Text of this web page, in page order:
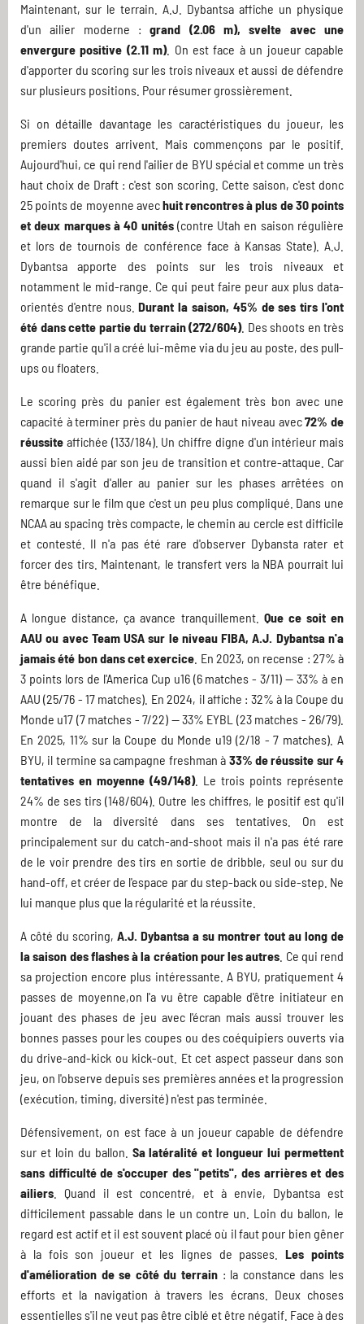
Maintenant, sur le terrain. A.J. Dybantsa affiche un physique
d'un ailier moderne :grand (2.06 m), svelte avec une
envergure positive (2.11 m). On est face à un joueur capable
d'apporter du scoring sur les trois niveaux et aussi de défendre
sur plusieurs positions. Pour résumer grossièrement.
Si on détaille davantage les caractéristiques du joueur, les
premiers doutes arrivent. Mais commençons par le positif.
Aujourd'hui, ce qui rend l'ailier de BYU spécial et comme un très
haut choix de Draft : c'est son scoring. Cette saison, c'est donc
25 points de moyenne avechuit rencontres à plus de 30 points
et deux marques à 40 unités (contre Utah en saison régulière
et lors de tournois de conférence face à Kansas State). A.J.
Dybantsa apporte des points sur les trois niveaux et
notamment le mid-range. Ce qui peut faire peur aux plus data-
orientés d'entre nous.Durant la saison, 45% de ses tirs l'ont
été dans cette partie du terrain (272/604). Des shoots en très
grande partie qu'il a créé lui-même via du jeu au poste, des pull-
ups ou floaters.
Le scoring près du panier est également très bon avec une
capacité à terminer près du panier de haut niveau avec72% de
réussite affichée (133/184). Un chiffre digne d'un intérieur mais
aussi bien aidé par son jeu de transition et contre-attaque. Car
quand il s'agit d'aller au panier sur les phases arrêtées on
remarque sur le film que c'est un peu plus compliqué. Dans une
NCAA au spacing très compacte, le chemin au cercle est difficile
et contesté. Il n'a pas été rare d'observer Dybansta rater et
forcer des tirs. Maintenant, le transfert vers la NBA pourrait lui
être bénéfique.
A longue distance, ça avance tranquillement. Que ce soit en
AAU ou avec Team USA sur le niveau FIBA, A.J. Dybantsa n'a
jamais été bon dans cet exercice . En 2023, on recense : 27% à
3 points lors de l'America Cup u16 (6 matches - 3/11) -- 33% à en
AAU (25/76 - 17 matches). En 2024, il affiche : 32% à la Coupe du
Monde u17 (7 matches - 7/22) -- 33% EYBL (23 matches - 26/79).
En 2025, 11% sur la Coupe du Monde u19 (2/18 - 7 matches). A
BYU, il termine sa campagne freshman à 33% de réussite sur 4
tentatives en moyenne (49/148). Le trois points représente
24% de ses tirs (148/604). Outre les chiffres, le positif est qu'il
montre de la diversité dans ses tentatives. On est
principalement sur du catch-and-shoot mais il n'a pas été rare
de le voir prendre des tirs en sortie de dribble, seul ou sur du
hand-off, et créer de l'espace par du step-back ou side-step. Ne
lui manque plus que la régularité et la réussite.
A côté du scoring, A.J. Dybantsa a su montrer tout au long de
la saison des flashes à la création pour les autres . Ce qui rend
sa projection encore plus intéressante. A BYU, pratiquement 4
passes de moyenne,on l'a vu être capable d'être initiateur en
jouant des phases de jeu avec l'écran mais aussi trouver les
bonnes passes pour les coupes ou des coéquipiers ouverts via
du drive-and-kick ou kick-out. Et cet aspect passeur dans son
jeu, on l'observe depuis ses premières années et la progression
(exécution, timing, diversité) n'est pas terminée.
Défensivement, on est face à un joueur capable de défendre
sur et loin du ballon. Sa latéralité et longueur lui permettent
sans difficulté de s'occuper des "petits", des arrières et des
ailiers . Quand il est concentré, et à envie, Dybantsa est
difficilement passable dans le un contre un. Loin du ballon, le
regard est actif et il est souvent placé où il faut pour bien gêner
à la fois son joueur et les lignes de passes.Les points
d'amélioration de se côté du terrain : la constance dans les
efforts et la navigation à travers les écrans. Deux choses
essentielles s'il ne veut pas être ciblé et être négatif. Face à des